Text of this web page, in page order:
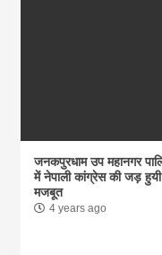
जनकपुरधाम उप महानगर
में नेपाली कांग्रेस की जड़ हुयी
मजबूत
4 years ago